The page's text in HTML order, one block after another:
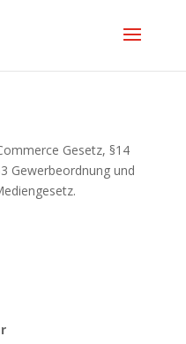
Gesetz, §14
Gewerbeordnung und